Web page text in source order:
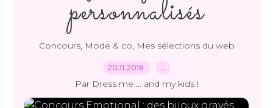
personnalisés
Concours, Mode & co, Mes sélections du web
20.11.2018 …
Par Dress me ... and my kids !